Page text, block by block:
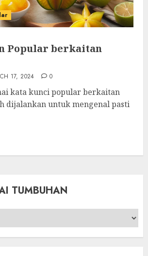
Popular berkaitan
17, 2024 0
kata kunci popular berkaitan
dijalankan untuk mengenal pasti
TUMBUHAN